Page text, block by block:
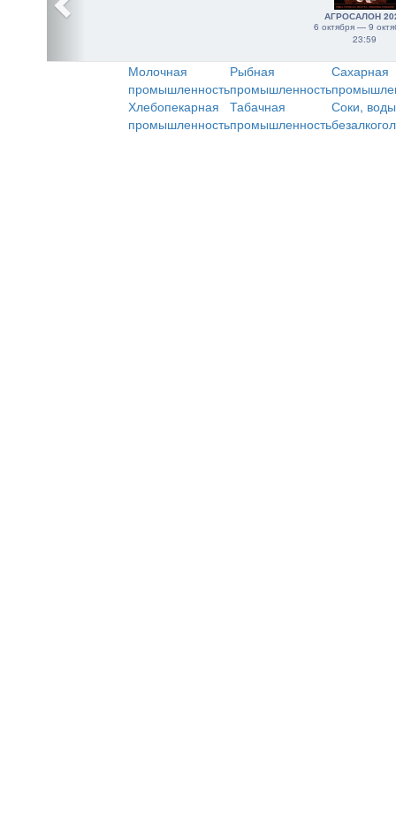
АГРОСАЛОН
6 октября — 9
23:59
Молочная
промышленность
Рыбная
промышленность
Сахарная
Хлебопекарная
промышленность
Табачная
промышленность
Соки,